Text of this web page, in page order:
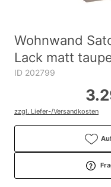
Wohnwand
Lack matt
ID 202799
zzgl. Liefer-/Versandkosten